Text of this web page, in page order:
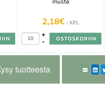
2,18€ / KPL
-
+
tuotteesta